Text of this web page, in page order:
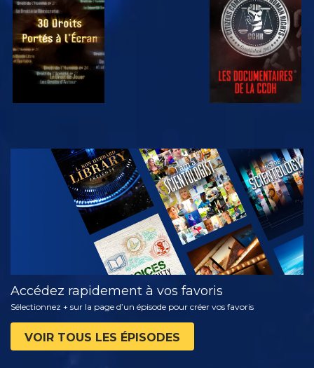
REGARDER REGARDER
REGARDER
DÉCOUVRIR
LES SÉRIES
Accédez rapidement à vos favoris
Sélectionnez + sur la page d’un épisode pour créer vos favoris
VOIR TOUS LES ÉPISODES